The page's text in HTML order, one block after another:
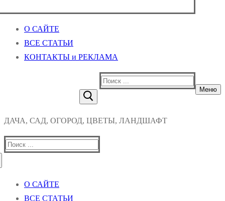
О САЙТЕ
ВСЕ СТАТЬИ
КОНТАКТЫ и РЕКЛАМА
Найти:
Меню
ДАЧА, САД, ОГОРОД, ЦВЕТЫ, ЛАНДШАФТ
Найти:
О САЙТЕ
ВСЕ СТАТЬИ